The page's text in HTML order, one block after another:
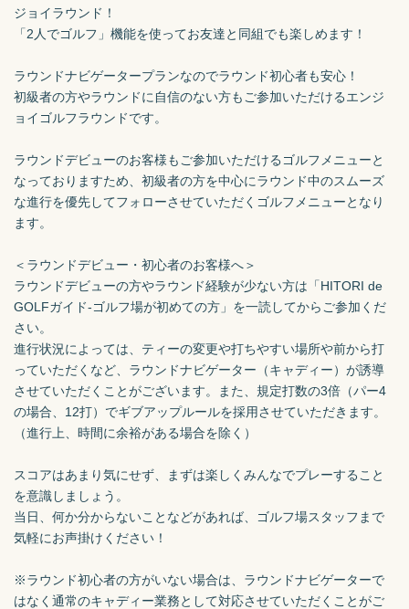
ジョイラウンド！
「2人でゴルフ」機能を使ってお友達と同組でも楽しめます！
ラウンドナビゲータープランなのでラウンド初心者も安心！
初級者の方やラウンドに自信のない方もご参加いただけるエンジ
ョイゴルフラウンドです。
ラウンドデビューのお客様もご参加いただけるゴルフメニューと
なっておりますため、初級者の方を中心にラウンド中のスムーズ
な進行を優先してフォローさせていただくゴルフメニューとなり
ます。
＜ラウンドデビュー・初心者のお客様へ＞
ラウンドデビューの方やラウンド経験が少ない方は「HITORI de
GOLFガイド-ゴルフ場が初めての方」を一読してからご参加くだ
さい。
進行状況によっては、ティーの変更や打ちやすい場所や前から打
っていただくなど、ラウンドナビゲーター（キャディー）が誘導
させていただくことがございます。また、規定打数の3倍（パー4
の場合、12打）でギブアップルールを採用させていただきます。
（進行上、時間に余裕がある場合を除く）
スコアはあまり気にせず、まずは楽しくみんなでプレーすること
を意識しましょう。
当日、何か分からないことなどがあれば、ゴルフ場スタッフまで
気軽にお声掛けください！
※ラウンド初心者の方がいない場合は、ラウンドナビゲーターで
はなく通常のキャディー業務として対応させていただくことがご